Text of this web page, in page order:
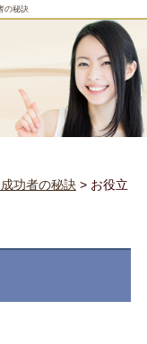
の秘訣
功者の秘訣> お役立